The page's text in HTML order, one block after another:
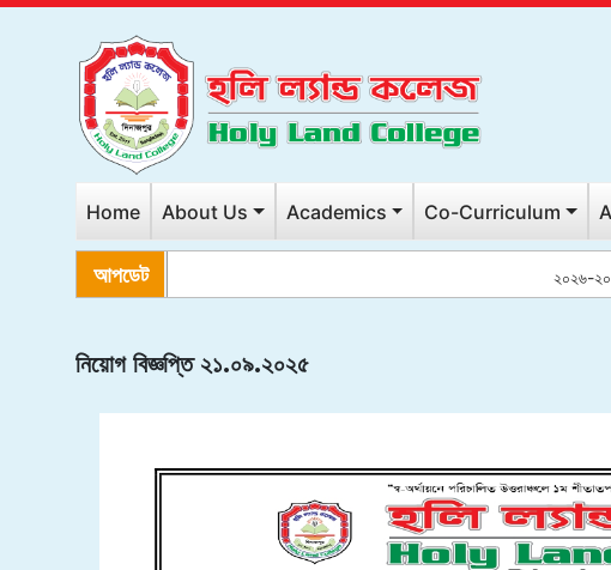
Home About Us Academics Co-Curriculum
আপডেট ২০২৬-২০২৭
নিয়োগ বিজ্ঞপ্তি ২১.০৯.২০২৫